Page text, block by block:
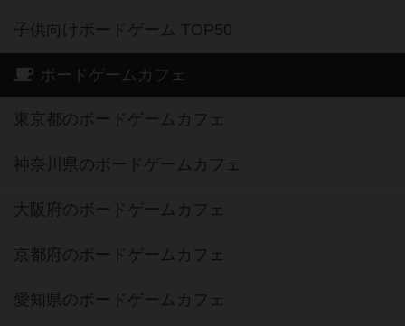
子供向けボードゲーム TOP50
ボードゲームカフェ
東京都のボードゲームカフェ
神奈川県のボードゲームカフェ
大阪府のボードゲームカフェ
京都府のボードゲームカフェ
愛知県のボードゲームカフェ